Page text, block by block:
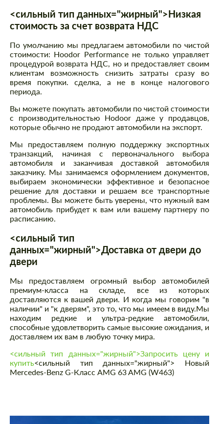
<сильный тип данных="жирный">Низкая
стоимость за счет возврата НДС
По умолчанию мы предлагаем автомобили по чистой
стоимости: Hoodor Performance не только управляет
процедурой возврата НДС, но и предоставляет своим
клиентам возможность снизить затраты сразу во
время покупки. сделка, а не в конце налогового
периода.
Вы можете покупать автомобили по чистой стоимости
с производительностью Hodoor даже у продавцов,
которые обычно не продают автомобили на экспорт.
Мы предоставляем полную поддержку экспортных
транзакций, начиная с первоначального выбора
автомобиля и заканчивая доставкой автомобиля
заказчику. Мы занимаемся оформлением документов,
выбираем экономически эффективное и безопасное
решение для доставки и решаем все транспортные
проблемы. Вы можете быть уверены, что нужный вам
автомобиль прибудет к вам или вашему партнеру по
расписанию.
<сильный тип
данных="жирный">Доставка от двери до
двери
Мы предоставляем огромный выбор автомобилей
премиум-класса на складе, все из которых
доставляются к вашей двери. И когда мы говорим "в
наличии" и "к дверям", это то, что мы имеем в виду.Мы
находим редкие и ультра-редкие автомобили,
способные удовлетворить самые высокие ожидания, и
доставляем их вам в любую точку мира.
<сильный тип данных="жирный">Запросить цену и
купить<сильный тип данных="жирный"> Новый
Mercedes-Benz G-Класс AMG 63 AMG (W463)